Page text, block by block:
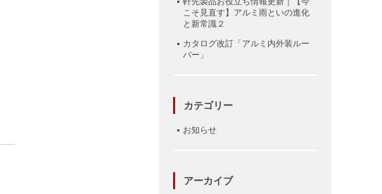
こそ見直す】アルミ雨といの進化
と新常識２
カタログ改訂「アルミ内外装ルー
バー」
カテゴリー
お知らせ
アーカイブ